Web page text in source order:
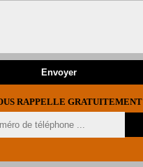
RAPPELLE GRATUITEMENT